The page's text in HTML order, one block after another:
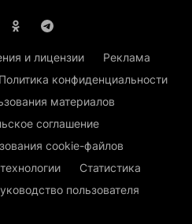
и лицензии
Реклама
Политика конфиденциальности
материалов
соглашение
cookie-файлов
Статистика
пользователя